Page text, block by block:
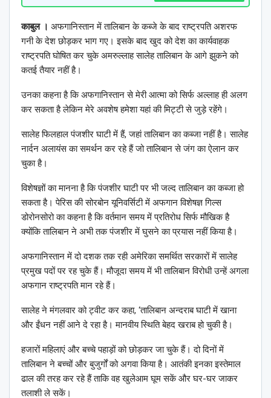
काबुल । अफगानिस्तान में तालिबान के कब्जे के बाद राष्ट्रपति अशरफ
गनी के देश छोड़कर भाग गए। इसके बाद खुद को देश का कार्यवाहक
राष्ट्रपति घोषित कर चुके अमरुल्लाह सालेह तालिबान के आगे झुकने को
कतई तैयार नहीं है।
उनका कहना है कि अफगानिस्तान से मेरी आत्मा को सिर्फ अल्लाह ही अलग
कर सकता है लेकिन मेरे अवशेष हमेशा यहां की मिट्टी से जुड़े रहेंगे।
सालेह फिलहाल पंजशीर घाटी में हैं, जहां तालिबान का कब्जा नहीं है। सालेह
नार्दन अलायंस का समर्थन कर रहे हैं जो तालिबान से जंग का ऐलान कर
चुका है।
विशेषज्ञों का मानना है कि पंजशीर घाटी पर भी जल्द तालिबान का कब्जा हो
सकता है। पेरिस की सोरबोन यूनिवर्सिटी में अफगान विशेषज्ञ गिल्स
डोरोनसोरो का कहना है कि वर्तमान समय में प्रतिरोध सिर्फ मौखिक है
क्योंकि तालिबान ने अभी तक पंजशीर में घुसने का प्रयास नहीं किया है।
अफगानिस्तान में दो दशक तक रही अमेरिका समर्थित सरकारों में सालेह
प्रमुख पदों पर रह चुके हैं। मौजूदा समय में भी तालिबान विरोधी उन्हें अगला
अफगान राष्ट्रपति मान रहे हैं।
सालेह ने मंगलवार को ट्वीट कर कहा, ‘तालिबान अन्दराब घाटी में खाना
और ईंधन नहीं आने दे रहा है। मानवीय स्थिति बेहद खराब हो चुकी है।
हजारों महिलाएं और बच्चे पहाड़ों को छोड़कर जा चुके हैं। दो दिनों में
तालिबान ने बच्चों और बुजुर्गों को अगवा किया है। आतंकी इनका इस्तेमाल
ढाल की तरह कर रहे हैं ताकि वह खुलेआम घूम सकें और घर-घर जाकर
तलाशी ले सकें।